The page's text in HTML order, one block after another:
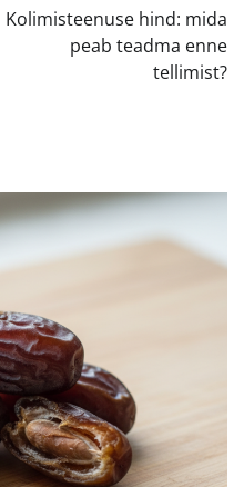
Kolimisteenuse hind: mida
peab teadma enne
tellimist?